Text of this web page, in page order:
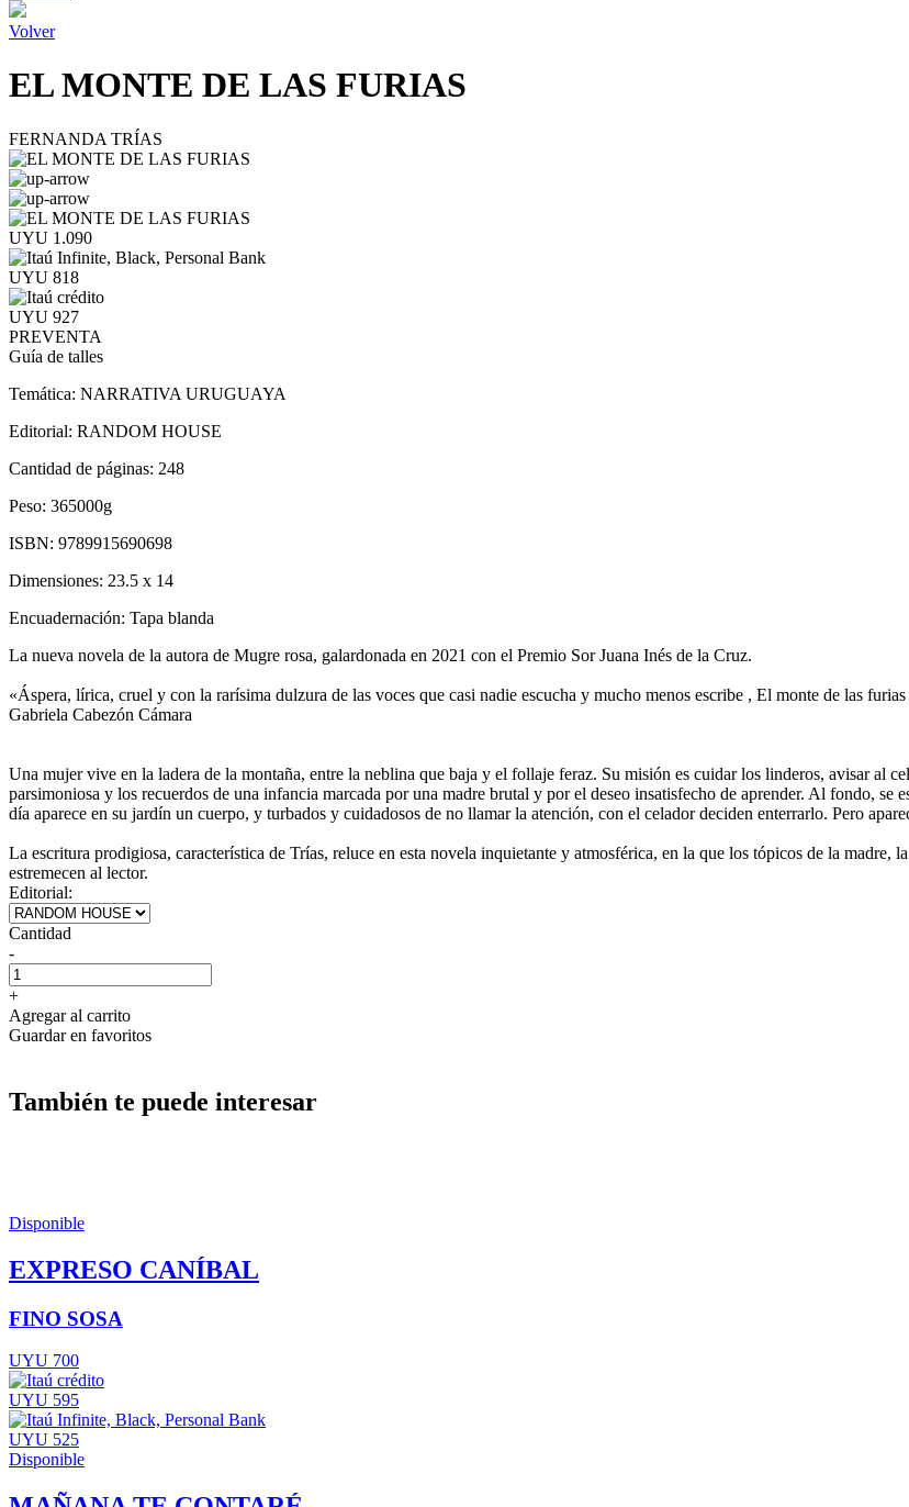
Volver
EL MONTE DE LAS FURIAS
FERNANDA TRÍAS
UYU 1.090
UYU 818
UYU 927
PREVENTA
Guía de talles
Temática: NARRATIVA URUGUAYA
Editorial: RANDOM HOUSE
Cantidad de páginas: 248
Peso: 365000g
ISBN: 9789915690698
Dimensiones: 23.5 x 14
Encuadernación: Tapa blanda
La nueva novela de la autora de Mugre rosa, galardonada en 2021 con el Premio Sor Juana Inés de la Cruz.
«Áspera, lírica, cruel y con la rarísima dulzura de las voces que casi nadie escucha y mucho menos escribe , El monte de las
Gabriela Cabezón Cámara
Una mujer vive en la ladera de la montaña, entre la neblina que baja y el follaje feraz. Su misión es cuidar los linderos, avisar al
parsimoniosa y los recuerdos de una infancia marcada por una madre brutal y por el deseo insatisfecho de aprender. Al fondo, se
día aparece en su jardín un cuerpo, y turbados y cuidadosos de no llamar la atención, con el celador deciden enterrarlo. Pero
La escritura prodigiosa, característica de Trías, reluce en esta novela inquietante y atmosférica, en la que los tópicos de la madre,
estremecen al lector.
Editorial:
Cantidad
-
+
Agregar al carrito
Guardar en favoritos
También te puede interesar
Disponible
EXPRESO CANÍBAL
FINO SOSA
UYU 700
UYU 595
UYU 525
Disponible